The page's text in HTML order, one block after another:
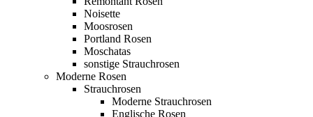
Noisette
Moosrosen
Portland Rosen
Moschatas
sonstige Strauchrosen
Moderne Rosen
Strauchrosen
Moderne Strauchrosen
Englische Rosen